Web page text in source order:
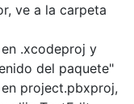
ve a la carpeta
.xcodeproj y
del paquete"
project.pbxproj,